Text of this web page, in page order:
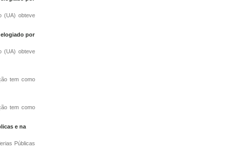
(UA) obteve
elogiado por
(UA) obteve
tem como
tem como
e na
Públicas